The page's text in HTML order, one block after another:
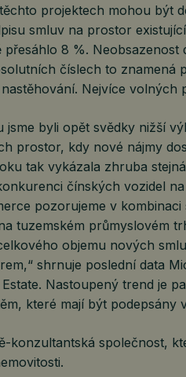
projektech mohou být
smluv na prostor
8 %.
číslech to znamená
Nejvíce volných
jsme byli opět svědky nižší
prostor, kdy nové nájmy
tak vykázala zhruba
čínských vozidel
pozorujeme v
tuzemském průmyslovém
objemu nových
shrnuje poslední data
Nastoupený trend je
které mají být podepsány
konzultantská společnost,